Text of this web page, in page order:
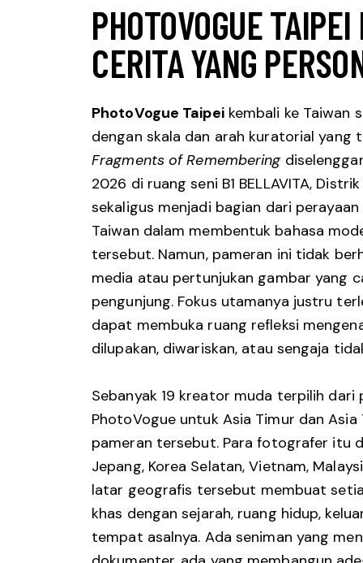
PHOTOVOGUE
CERITA YANG
PhotoVogue Taipeikembali ke Taiwan
dengan skala dan arah kuratorial yang
Fragments of Remembering
2026 di ruang seni B1 BELLAVITA,
sekaligus menjadi bagian dari
Taiwan dalam membentuk bahasa
tersebut. Namun, pameran ini tidak
media atau pertunjukan gambar yang
pengunjung. Fokus utamanya justru
dapat membuka ruang refleksi
dilupakan, diwariskan, atau sengaja
Sebanyak 19 kreator muda terpilih
PhotoVogue untuk Asia Timur dan
pameran tersebut. Para fotografer itu
Jepang, Korea Selatan, Vietnam,
latar geografis tersebut membuat
khas dengan sejarah, ruang hidup,
tempat asalnya. Ada seniman yang